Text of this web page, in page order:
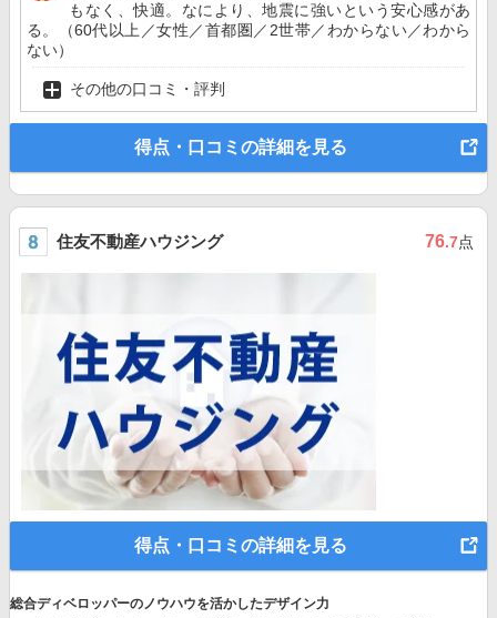
もなく、快適。なにより、地震に強いという安心感があ
る。（60代以上／女性／首都圏／2世帯／わからない／わから
ない）
その他の口コミ・評判
得点・口コミの詳細を見る
住友不動産ハウジング 76.7点
得点・口コミの詳細を見る
総合ディベロッパーのノウハウを活かしたデザイン力